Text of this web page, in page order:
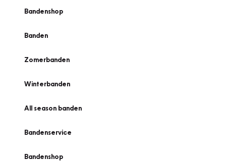
Bandenshop
Banden
Zomerbanden
Winterbanden
All season banden
Bandenservice
Bandenshop